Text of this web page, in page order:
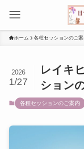
ホーム 各種セッションのご案
レイキ
ション
2026
1/27
各種セッションのご案内